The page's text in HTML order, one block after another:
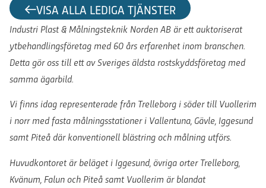
VISA ALLA LEDIGA TJÄNSTER
Industri Plast & Målningsteknik Norden AB är ett auktoriserat
ytbehandlingsföretag med 60 års erfarenhet inom branschen.
Detta gör oss till ett av Sveriges äldsta rostskyddsföretag med
samma ägarbild.
Vi finns idag representerade från Trelleborg i söder till Vuollerim
i norr med fasta målningsstationer i Vallentuna, Gävle, Iggesund
samt Piteå där konventionell blästring och målning utförs.
Huvudkontoret är beläget i Iggesund, övriga orter Trelleborg,
Kvänum, Falun och Piteå samt Vuollerim är blandat